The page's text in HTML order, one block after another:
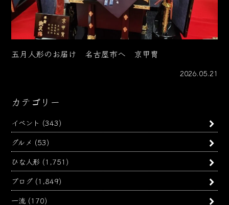
五月人形のお届け 名古屋市へ 京甲冑
2026.05.21
カテゴリー
イベント (343)
グルメ (53)
ひな人形 (1,751)
ブログ (1,849)
一流 (170)